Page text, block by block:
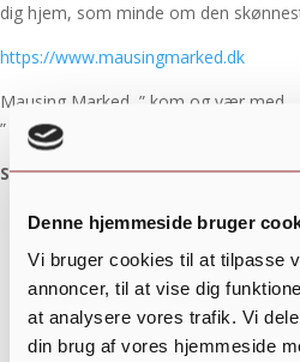
Denne hjemmeside bruger
Vi bruger cookies til at tilpasse
annoncer, til at vise dig
at analysere vores trafik. Vi
din brug af vores hjemmeside
dig hjem, som minde om den
https://www.mausingmarked.dk
Mausing Marked ” kom og vær med
”
https://youtu.be/
Søndag den 5 Juli 11.00